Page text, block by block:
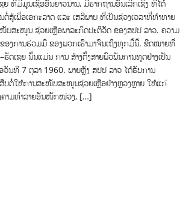
ທີ່ມີມູນເຊື້ອອັນຍາວນານ, ມີຮາກຖານອັນເລິກເຊິ່ງ ທີ່ໄດ້
ສູ້ເພື່ອເອກະລາດ ແລະ ເສລີພາບ ທີ່ເປັນຊ່ວງເວລາທີ່ທ້າທາຍ
ບສະໜູນ ຊ່ວຍເຫຼືອພາລະກິດປະຕິວັດ ຂອງສປປ ລາວ. ຄວາມ
ອງການຮ່ວມມື ຂອງພວກເຮົາມາຈົນເຖິງທຸກມື້ນີ້. ຂີດໝາຍທີ່
ດເຊຍ ນັ້ນແມ່ນ ການ ສ້າງຕັ້ງສາຍພົວພັນການທູດຢ່າງເປັນ
ວັນທີ 7 ຕຸລາ 1960. ພາຍຫຼັງ ສປປ ລາວ ໄດ້ຮັບການ
ບຕໍ່ໃຫ້ການສະໜັບສະໜູນຊ່ວຍເຫຼືອຢ່າງຫຼວງຫຼາຍ ໃຫ້ແກ່
ຄາມທຳລາຍອັນໜັກໜ່ວງ, […]